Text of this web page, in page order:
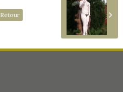
Retour